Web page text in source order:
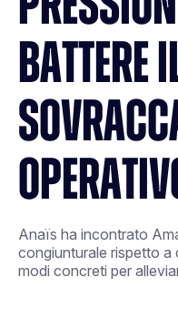
BATTERE
Anaïs ha incontrato
congiunturale rispetto a
modi concreti per